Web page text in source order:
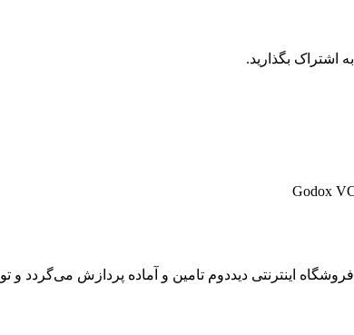
اشتراک بگذارید.
اینترنتی دیددوم تامین و آماده پردازش می‌گردد و